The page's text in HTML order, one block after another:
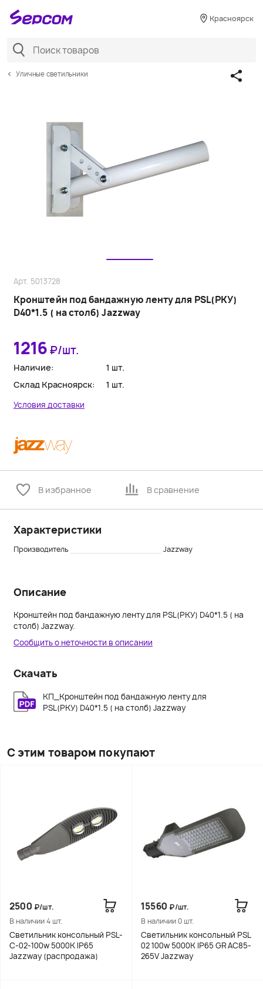
Красноярск
Уличные светильники
Кронштейн под бандажную ленту для PSL(РКУ)
D40*1.5 ( на столб) Jazzway
Арт. 5013728
В избранное В сравнение
1216₽/шт.
Наличие:
1 шт.
Склад Красноярск:
1 шт.
Условия доставки
Скачать
КП_Кронштейн под бандажную ленту для
PSL(РКУ) D40*1.5 ( на столб) Jazzway
Описание
Кронштейн под бандажную ленту для PSL(РКУ) D40*1.5 ( на
столб) Jazzway.
Характеристики
Производитель Jazzway
Сообщить о неточности в описании
С этим товаром покупают
2500 ₽/шт.
В наличии 4 шт.
Светильник консольный PSL-
C-02-100w 5000K IP65
Jazzway (распродажа)
15560 ₽/шт.
В наличии 0 шт.
Светильник консольный PSL
02 100w 5000K IP65 GR AC85-
265V Jazzway